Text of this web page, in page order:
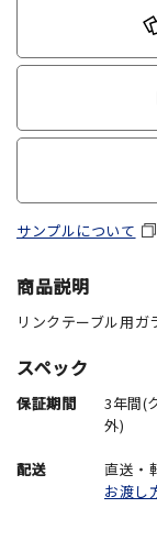
サンプルについて
商品説明
リンクテーブル用
スペック
保証期間
3年間(
外)
配送
直送・
お渡し